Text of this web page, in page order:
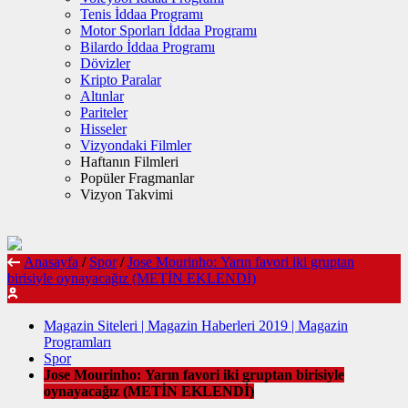
Tenis İddaa Programı
Motor Sporları İddaa Programı
Bilardo İddaa Programı
Dövizler
Kripto Paralar
Altınlar
Pariteler
Hisseler
Vizyondaki Filmler
Haftanın Filmleri
Popüler Fragmanlar
Vizyon Takvimi
Anasayfa / Spor / Jose Mourinho: Yarın favori iki gruptan
birisiyle oynayacağız (METİN EKLENDİ)
Magazin Siteleri | Magazin Haberleri 2019 | Magazin
Programları
Spor
Jose Mourinho: Yarın favori iki gruptan birisiyle
oynayacağız (METİN EKLENDİ)